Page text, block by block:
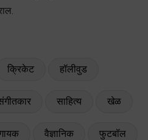
क्रिकेट हॉलीवुड
साहित्य खेळ
वैज्ञानिक फुटबॉल